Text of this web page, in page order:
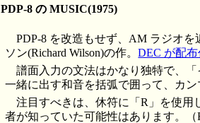
PDP-8 の MUSIC(1975)
PDP-8 を改造もせず、AM ラジオ
ソン(Richard Wilson)の作。DEC が配
譜面入力の文法はかなり独特で、
一緒に出す和音を括弧で囲って、カン
注目すべきは、休符に「R」を使用
者が知っていた可能性はあります。